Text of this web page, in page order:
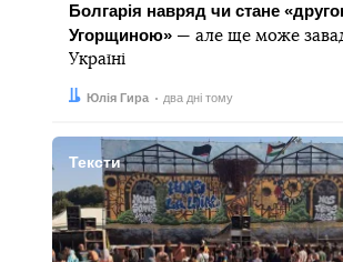
Болгарія навряд чи стане
Угорщиною» — але ще може
Україні
Автор:Юлія Гира
Дата: два дні тому
Тексти